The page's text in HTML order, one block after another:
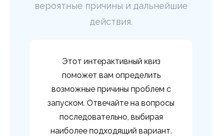
вероятные причины и дальнейшие
действия.
Этот интерактивный квиз
поможет вам определить
возможные причины проблем с
запуском. Отвечайте на вопросы
последовательно, выбирая
наиболее подходящий вариант.